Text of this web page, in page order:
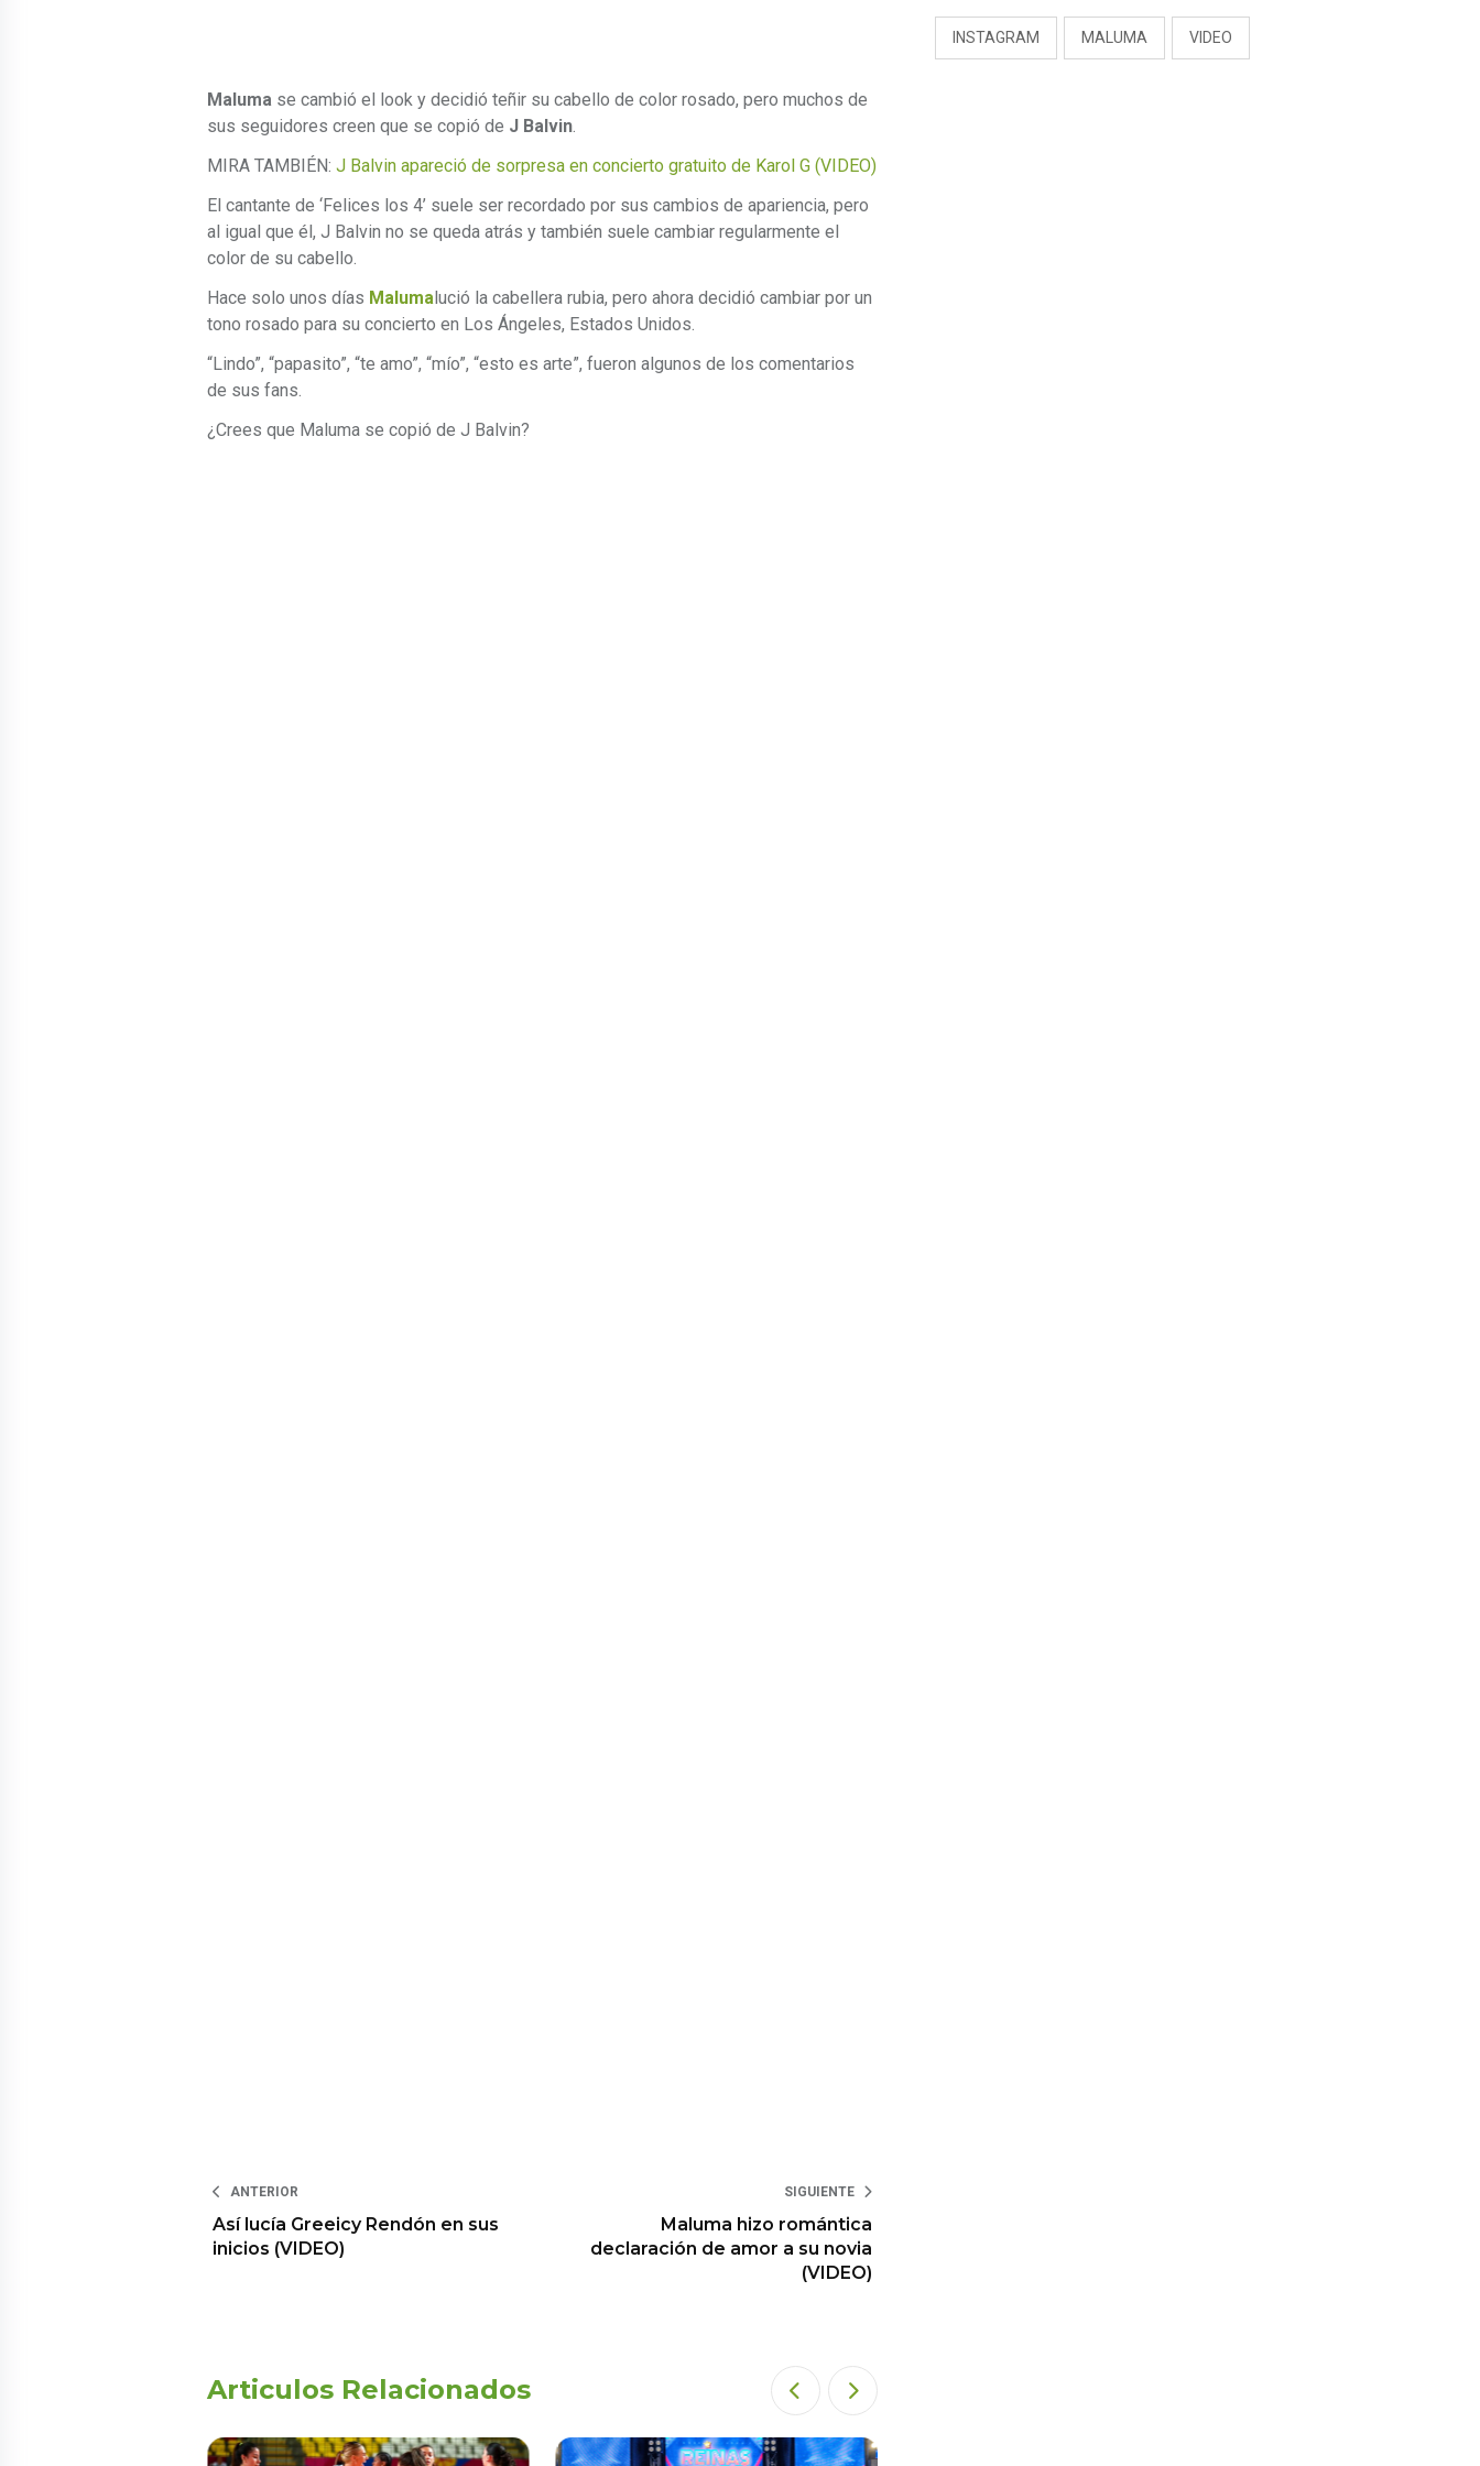
Maluma se cambió el look y decidió teñir su cabello de color rosado, pero muchos de
sus seguidores creen que se copió de J Balvin.
MIRA TAMBIÉN: J Balvin apareció de sorpresa en concierto gratuito de Karol G (VIDEO)
El cantante de ‘Felices los 4’ suele ser recordado por sus cambios de apariencia, pero
al igual que él, J Balvin no se queda atrás y también suele cambiar regularmente el
color de su cabello.
Hace solo unos días Malumalució la cabellera rubia, pero ahora decidió cambiar por un
tono rosado para su concierto en Los Ángeles, Estados Unidos.
“Lindo”, “papasito”, “te amo”, “mío”, “esto es arte”, fueron algunos de los comentarios
de sus fans.
¿Crees que Maluma se copió de J Balvin?
ANTERIOR
Así lucía Greeicy Rendón en sus
inicios (VIDEO)
SIGUIENTE
Maluma hizo romántica
declaración de amor a su novia
(VIDEO)
Articulos Relacionados
INSTAGRAM MALUMA VIDEO